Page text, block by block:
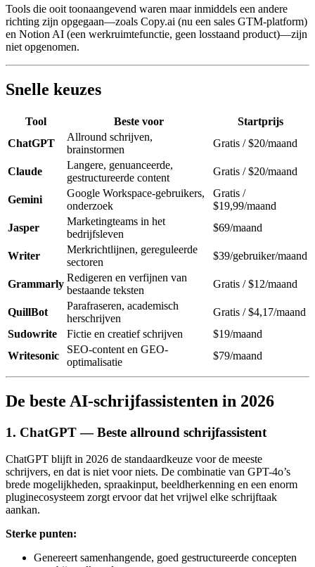
Tools die ooit toonaangevend waren maar inmiddels een andere
richting zijn opgegaan—zoals Copy.ai (nu een sales GTM-platform)
en Notion AI (een werkruimtefunctie, geen losstaand product)—zijn
niet opgenomen.
Snelle keuzes
Tool Beste voor
Startprijs
ChatGPT
Allround schrijven,
brainstormen
Gratis / $20/maand
Claude
Langere, genuanceerde,
gestructureerde content
Gratis / $20/maand
Gemini
Google Workspace-gebruikers,
onderzoek
Gratis /
$19,99/maand
Jasper
Marketingteams in het
bedrijfsleven
$69/maand
Writer
Merkrichtlijnen, gereguleerde
sectoren
$39/gebruiker/maand
Grammarly
Redigeren en verfijnen van
bestaande teksten
Gratis / $12/maand
QuillBot
Parafraseren, academisch
herschrijven
Gratis / $4,17/maand
Sudowrite
Fictie en creatief schrijven
$19/maand
Writesonic
SEO-content en GEO-
optimalisatie
$79/maand
De beste AI-schrijfassistenten in 2026
1. ChatGPT — Beste allround schrijfassistent
ChatGPT blijft in 2026 de standaardkeuze voor de meeste
schrijvers, en dat is niet voor niets. De combinatie van GPT-4o’s
brede mogelijkheden, spraakinput, beeldherkenning en een enorm
pluginecosysteem zorgt ervoor dat het vrijwel elke schrijftaak
aankan.
Sterke punten:
Genereert samenhangende, goed gestructureerde concepten